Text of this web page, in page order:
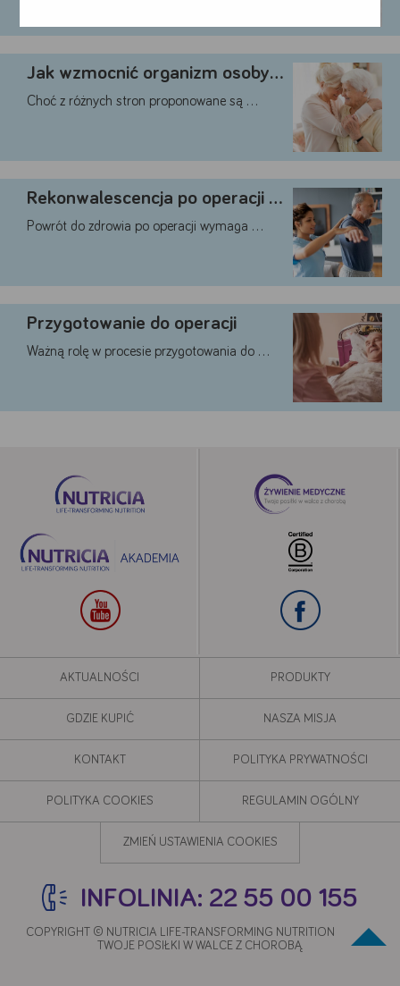
Jak wzmocnić organizm osoby …
Choć z różnych stron proponowane są …
Rekonwalescencja po operacji – …
Powrót do zdrowia po operacji wymaga …
Przygotowanie do operacji
Ważną rolę w procesie przygotowania do …
AKTUALNOŚCI PRODUKTY
GDZIE KUPIĆ NASZA MISJA
KONTAKT POLITYKA PRYWATNOŚCI
POLITYKA COOKIES REGULAMIN OGÓLNY
ZMIEŃ USTAWIENIA COOKIES
COPYRIGHT © NUTRICIA LIFE-TRANSFORMING NUTRITION 2020 -
TWOJE POSIŁKI W WALCE Z CHOROBĄ.
INFOLINIA: 22 55 00 155
Akceptuję
wszystkie
Zapisuję moje
wybory
Odrzucam wszystkie
dobrowolne